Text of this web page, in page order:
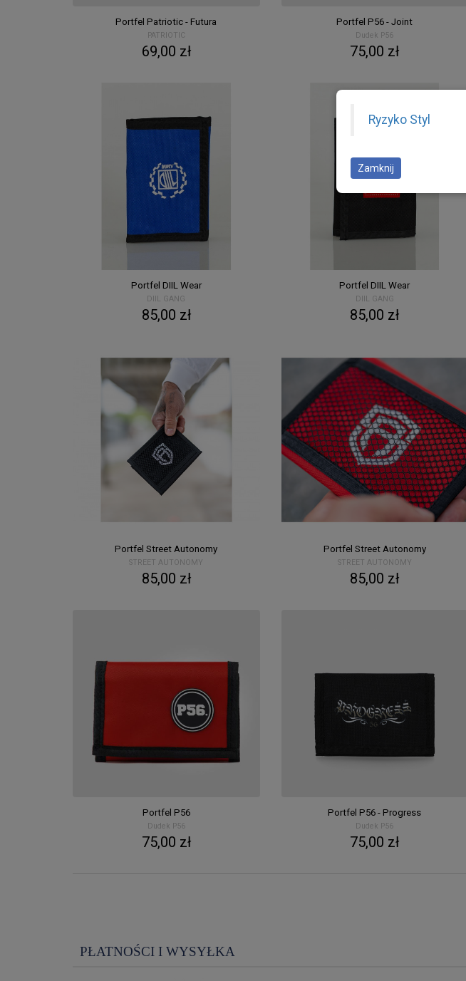
Ryzyko Styl
Zamknij
Portfel Patriotic - Futura
PATRIOTIC
69,00 zł
Portfel P56 - Joint
Dudek P56
75,00 zł
Portfel DIIL Wear
DIIL GANG
85,00 zł
Portfel DIIL Wear
DIIL GANG
85,00 zł
Portfel Street Autonomy
STREET AUTONOMY
85,00 zł
Portfel Street Autonomy
STREET AUTONOMY
85,00 zł
Portfel P56
Dudek P56
75,00 zł
Portfel P56 - Progress
Dudek P56
75,00 zł
PŁATNOŚCI I WYSYŁKA